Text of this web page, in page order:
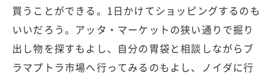
買うことができる。1日かけてショッピングするのも
いいだろう。アッタ・マーケットの狭い通りで掘り
出し物を探すもよし、自分の胃袋と相談しながらブ
ラマプトラ市場へ行ってみるのもよし、ノイダに行